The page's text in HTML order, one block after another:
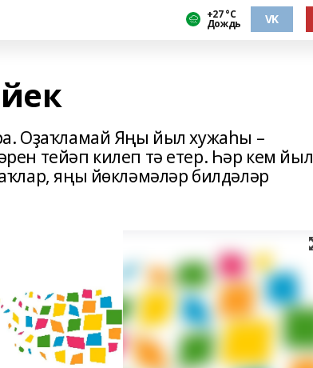
+27 °С
Дождь VK
Оҙаҡламай Яңы йыл хужаһы –
тейәп килеп тә етер. Һәр кем йыл
яңы йөкләмәләр билдәләр